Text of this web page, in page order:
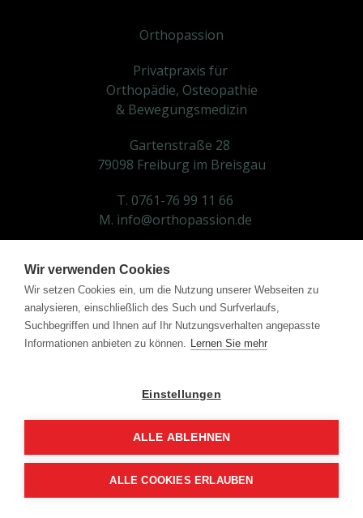
Orthopassion
Privatpraxis für
Orthopädie, Osteopathie
& Bewegungsmedizin
Gartenstraße 28
79098 Freiburg im Breisgau
T. 0761-76 99 11 66
M. info@orthopassion.de
08:00 - 13:00 Uhr
Montag, Mittwoch & Donnerstag:
14:00 - 18:00 Uhr
Melden Sie sich für unseren Newsletter an!
Impressum
Datenschutz
Wir verwenden Cookies
Wir setzen Cookies ein, um die Nutzung unserer Webseiten zu
analysieren, einschließlich des Such und Surfverlaufs,
Suchbegriffen und Ihnen auf Ihr Nutzungsverhalten angepasste
Informationen anbieten zu können. Lernen Sie mehr
Einstellungen
ALLE ABLEHNEN
ALLE COOKIES ERLAUBEN